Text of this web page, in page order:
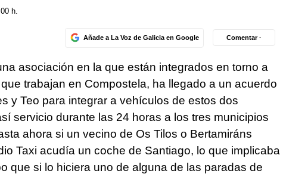
h.
Añade a La Voz de Galicia en Google Comentar ·
asociación en la que están integrados en torno a
trabajan en Compostela, ha llegado a un acuerdo
y Teo para integrar a vehículos de estos dos
servicio durante las 24 horas a los tres municipios
ahora si un vecino de Os Tilos o Bertamiráns
Taxi acudía un coche de Santiago, lo que implicaba
que si lo hiciera uno de alguna de las paradas de